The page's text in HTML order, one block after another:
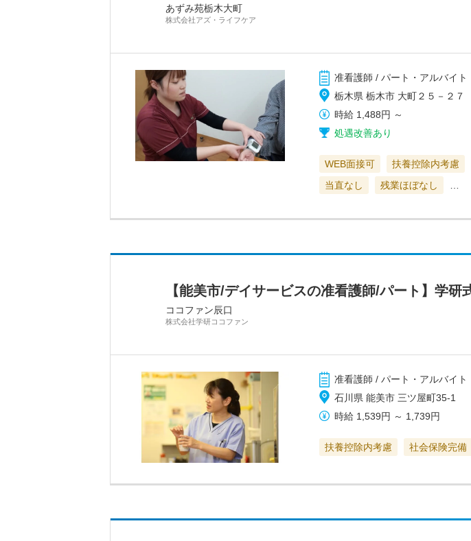
あずみ苑栃木大町
株式会社アズ・ライフケア
准看護師 / パート・アルバイト
栃木県 栃木市 大町２５－２７
時給 1,488円 ～
処遇改善あり
WEB面接可 扶養控除内考慮
当直なし
残業ほぼなし
【能美市/デイサービスの准看護師/パート】学
ココファン辰口
株式会社学研ココファン
准看護師 / パート・アルバイト
石川県 能美市 三ツ屋町35-1
時給 1,539円 ～ 1,739円
扶養控除内考慮 社会保険完備